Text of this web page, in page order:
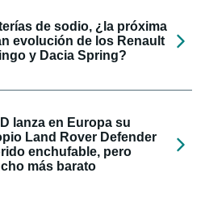
de sodio, ¿la próxima
evolución de los Renault
y Dacia Spring?
lanza en Europa su
Land Rover Defender
enchufable, pero
más barato